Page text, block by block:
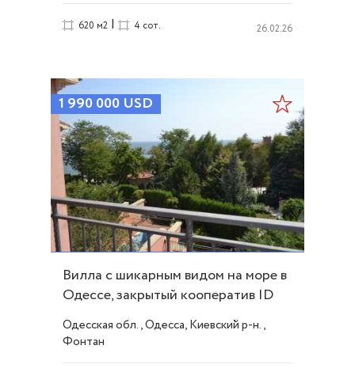
620 м2 | 4 сот. 26.02.26
1 990 000 USD
Вилла с шикарным видом на море в
Одессе, закрытый кооператив ID
10252
Одесская обл., Одесса, Киевский р-н.,
Фонтан